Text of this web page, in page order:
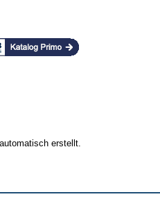
automatisch erstellt.